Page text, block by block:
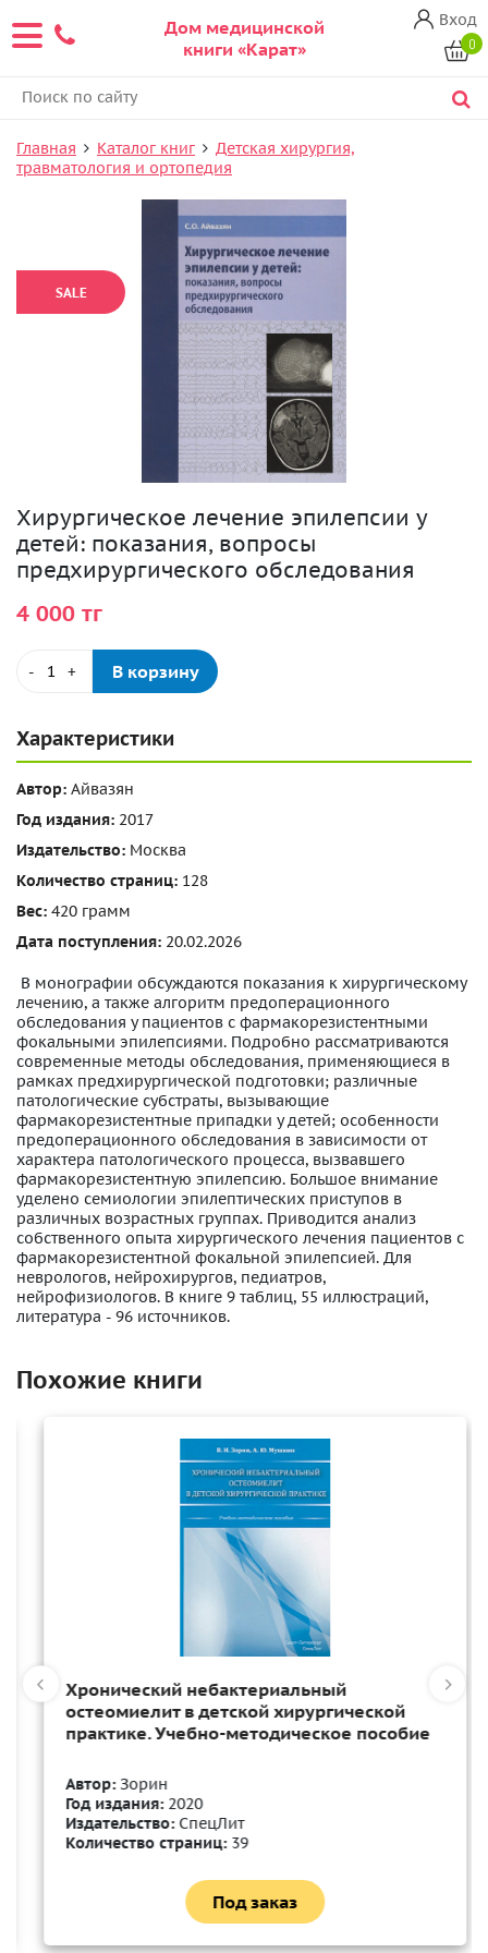
Дом медицинской
книги «Карат»
Вход
0
Главная Каталог книг
Детская хирургия,
травматология и ортопедия
SALE
Хирургическое лечение эпилепсии у
детей: показания, вопросы
предхирургического обследования
4 000 тг
- + В корзину
Характеристики
Автор: Айвазян
Год издания: 2017
Издательство: Москва
Количество страниц: 128
Вес: 420 грамм
Дата поступления: 20.02.2026
В монографии обсуждаются показания к хирургическому
лечению, а также алгоритм предоперационного
обследования у пациентов с фармакорезистентными
фокальными эпилепсиями. Подробно рассматриваются
современные методы обследования, применяющиеся в
рамках предхирургической подготовки; различные
патологические субстраты, вызывающие
фармакорезистентные припадки у детей; особенности
предоперационного обследования в зависимости от
характера патологического процесса, вызвавшего
фармакорезистентную эпилепсию. Большое внимание
уделено семиологии эпилептических приступов в
различных возрастных группах. Приводится анализ
собственного опыта хирургического лечения пациентов с
фармакорезистентной фокальной эпилепсией. Для
неврологов, нейрохирургов, педиатров,
нейрофизиологов. В книге 9 таблиц, 55 иллюстраций,
литература - 96 источников.
Похожие книги
Хронический небактериальный
остеомиелит в детской хирургической
практике. Учебно-методическое пособие
Автор:Зорин
Год издания:2020
Издательство:СпецЛит
Количество страниц:39
Под заказ